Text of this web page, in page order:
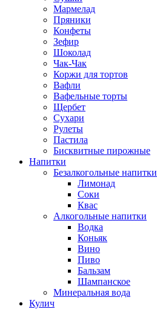
Мармелад
Пряники
Конфеты
Зефир
Шоколад
Чак-Чак
Коржи для тортов
Вафли
Вафельные торты
Щербет
Сухари
Рулеты
Пастила
Бисквитные пирожные
Напитки
Безалкогольные напитки
Лимонад
Соки
Квас
Алкогольные напитки
Водка
Коньяк
Вино
Пиво
Бальзам
Шампанское
Минеральная вода
Кулич